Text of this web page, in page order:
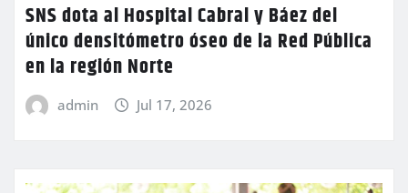
SNS dota al Hospital Cabral y Báez del
único densitómetro óseo de la Red Pública
en la región Norte
admin Jul 17, 2026